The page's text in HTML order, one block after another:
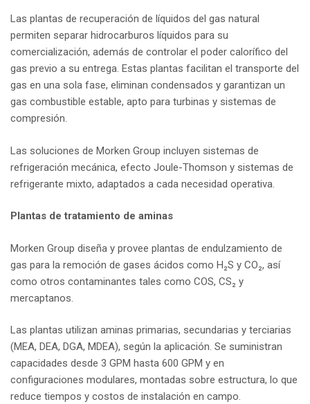
Las plantas de recuperación de líquidos del gas natural
permiten separar hidrocarburos líquidos para su
comercialización, además de controlar el poder calorífico del
gas previo a su entrega. Estas plantas facilitan el transporte del
gas en una sola fase, eliminan condensados y garantizan un
gas combustible estable, apto para turbinas y sistemas de
compresión.
Las soluciones de Morken Group incluyen sistemas de
refrigeración mecánica, efecto Joule-Thomson y sistemas de
refrigerante mixto, adaptados a cada necesidad operativa.
Plantas de tratamiento de aminas
Morken Group diseña y provee plantas de endulzamiento de
gas para la remoción de gases ácidos como H₂S y CO₂, así
como otros contaminantes tales como COS, CS₂ y
mercaptanos.
Las plantas utilizan aminas primarias, secundarias y terciarias
(MEA, DEA, DGA, MDEA), según la aplicación. Se suministran
capacidades desde 3 GPM hasta 600 GPM y en
configuraciones modulares, montadas sobre estructura, lo que
reduce tiempos y costos de instalación en campo.